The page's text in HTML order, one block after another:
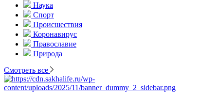
Наука
Спорт
Происшествия
Коронавирус
Православие
Природа
Смотреть все